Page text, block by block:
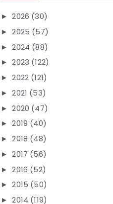
► 2026 (30)
► 2025 (57)
► 2024 (88)
► 2023 (122)
► 2022 (121)
► 2021 (53)
► 2020 (47)
► 2019 (40)
► 2018 (48)
► 2017 (56)
► 2016 (52)
► 2015 (50)
► 2014 (119)